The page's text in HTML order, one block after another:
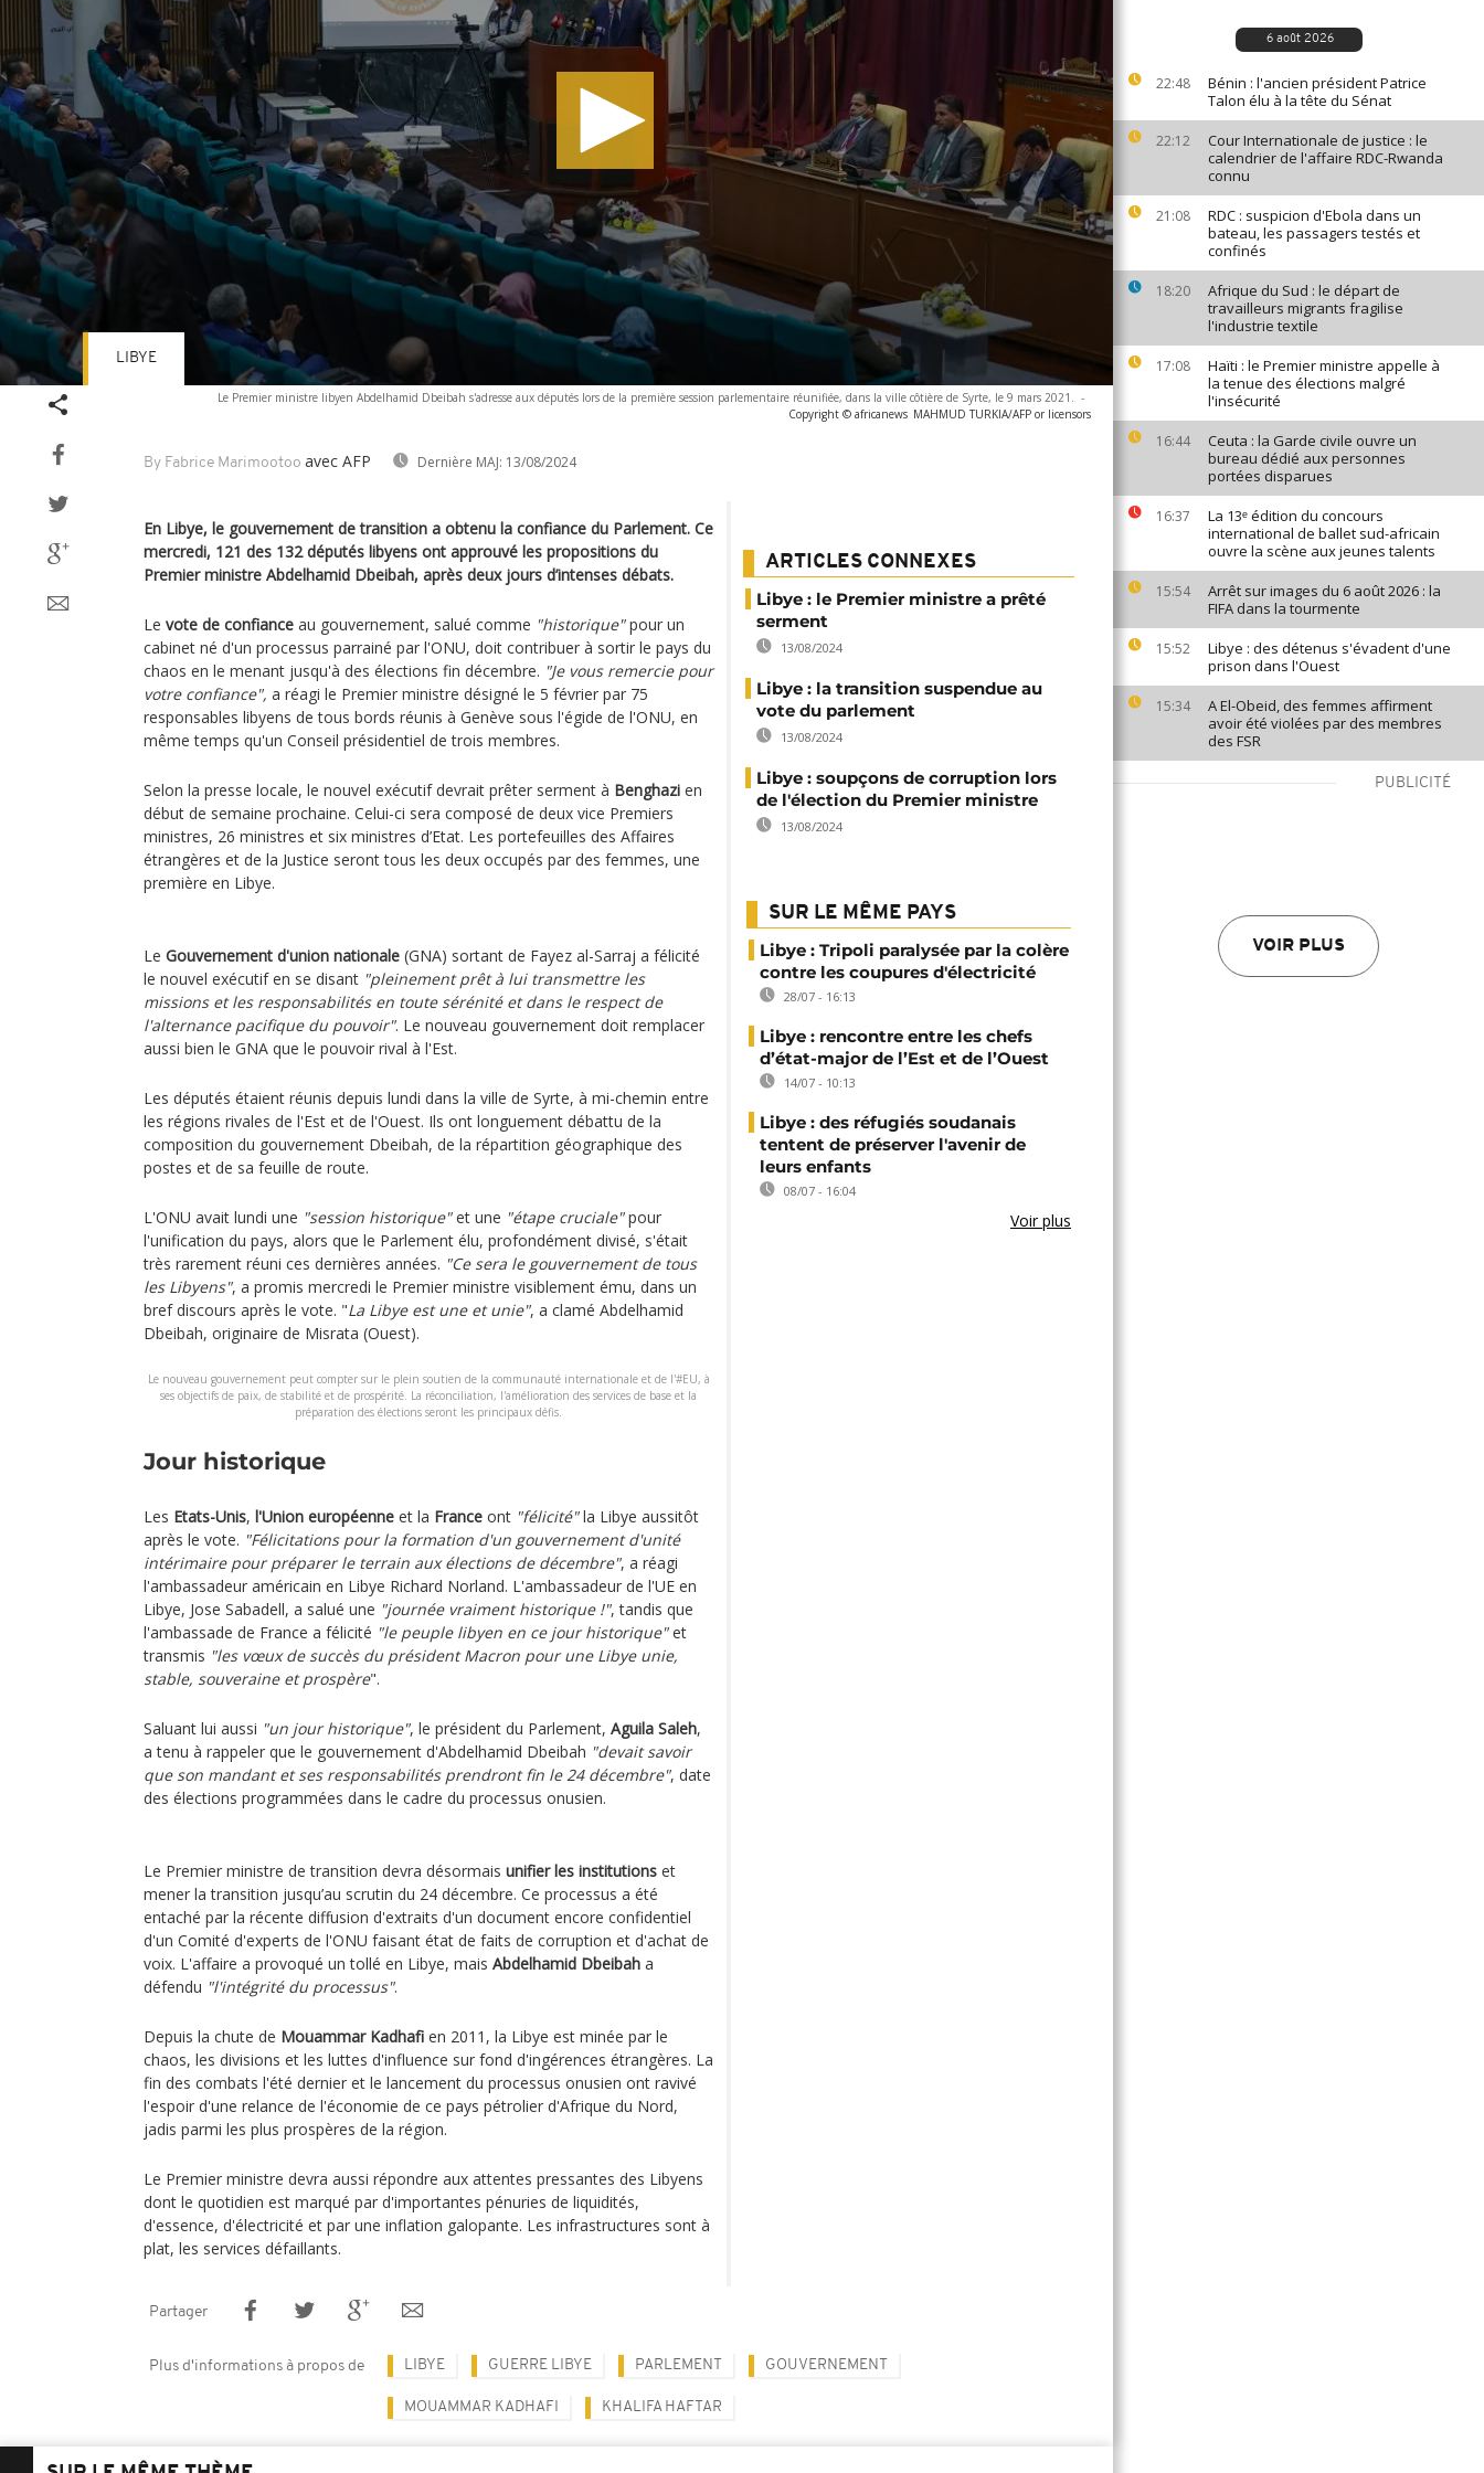
6 août 2026
22:48
Bénin : l'ancien président Patrice
Talon élu à la tête du Sénat
22:12
Cour Internationale de justice : le
calendrier de l'affaire RDC-Rwanda
connu
21:08
RDC : suspicion d'Ebola dans un
bateau, les passagers testés et
confinés
18:20
Afrique du Sud : le départ de
travailleurs migrants fragilise
l'industrie textile
17:08
Haïti : le Premier ministre appelle à
la tenue des élections malgré
l'insécurité
16:44
Ceuta : la Garde civile ouvre un
bureau dédié aux personnes
portées disparues
16:37
La 13ᵉ édition du concours
international de ballet sud-africain
ouvre la scène aux jeunes talents
15:54
Arrêt sur images du 6 août 2026 : la
FIFA dans la tourmente
15:52
Libye : des détenus s'évadent d'une
prison dans l'Ouest
15:34
A El-Obeid, des femmes affirment
avoir été violées par des membres
des FSR
PUBLICITÉ
VOIR PLUS
Le Premier ministre libyen Abdelhamid Dbeibah s'adresse aux députés lors de la première session parlementaire réunifiée, dans la ville côtière de Syrte, le 9 mars 2021. -
Copyright © africanews MAHMUD TURKIA/AFP or licensors
By Fabrice Marimootoo avec AFP Dernière MAJ: 13/08/2024
LIBYE
En Libye, le gouvernement de transition a obtenu la confiance du Parlement. Ce
mercredi, 121 des 132 députés libyens ont approuvé les propositions du
Premier ministre Abdelhamid Dbeibah, après deux jours d’intenses débats.
Le vote de confiance au gouvernement, salué comme "historique"pour un
cabinet né d'un processus parrainé par l'ONU, doit contribuer à sortir le pays du
chaos en le menant jusqu'à des élections fin décembre. "Je vous remercie pour
votre confiance", a réagi le Premier ministre désigné le 5 février par 75
responsables libyens de tous bords réunis à Genève sous l'égide de l'ONU, en
même temps qu'un Conseil présidentiel de trois membres.
Selon la presse locale, le nouvel exécutif devrait prêter serment à Benghazi en
début de semaine prochaine. Celui-ci sera composé de deux vice Premiers
ministres, 26 ministres et six ministres d’Etat. Les portefeuilles des Affaires
étrangères et de la Justice seront tous les deux occupés par des femmes, une
première en Libye.
Le Gouvernement d'union nationale (GNA) sortant de Fayez al-Sarraj a félicité
le nouvel exécutif en se disant "pleinement prêt à lui transmettre les
missions et les responsabilités en toute sérénité et dans le respect de
l'alternance pacifique du pouvoir". Le nouveau gouvernement doit remplacer
aussi bien le GNA que le pouvoir rival à l'Est.
Les députés étaient réunis depuis lundi dans la ville de Syrte, à mi-chemin entre
les régions rivales de l'Est et de l'Ouest. Ils ont longuement débattu de la
composition du gouvernement Dbeibah, de la répartition géographique des
postes et de sa feuille de route.
L'ONU avait lundi une "session historique"et une "étape cruciale"pour
l'unification du pays, alors que le Parlement élu, profondément divisé, s'était
très rarement réuni ces dernières années. "Ce sera le gouvernement de tous
les Libyens", a promis mercredi le Premier ministre visiblement ému, dans un
bref discours après le vote. "La Libye est une et unie", a clamé Abdelhamid
Dbeibah, originaire de Misrata (Ouest).
Le nouveau gouvernement peut compter sur le plein soutien de la communauté internationale et de l'#EU, à
ses objectifs de paix, de stabilité et de prospérité. La réconciliation, l'amélioration des services de base et la
préparation des élections seront les principaux défis.
Jour historique
Les Etats-Unis, l'Union européenne et la France ont "félicité"la Libye aussitôt
après le vote. "Félicitations pour la formation d'un gouvernement d'unité
intérimaire pour préparer le terrain aux élections de décembre", a réagi
l'ambassadeur américain en Libye Richard Norland. L'ambassadeur de l'UE en
Libye, Jose Sabadell, a salué une "journée vraiment historique !", tandis que
l'ambassade de France a félicité "le peuple libyen en ce jour historique"et
transmis "les vœux de succès du président Macron pour une Libye unie,
stable, souveraine et prospère".
Saluant lui aussi "un jour historique", le président du Parlement, Aguila Saleh,
a tenu à rappeler que le gouvernement d'Abdelhamid Dbeibah "devait savoir
que son mandant et ses responsabilités prendront fin le 24 décembre", date
des élections programmées dans le cadre du processus onusien.
Le Premier ministre de transition devra désormais unifier les institutions et
mener la transition jusqu’au scrutin du 24 décembre. Ce processus a été
entaché par la récente diffusion d'extraits d'un document encore confidentiel
d'un Comité d'experts de l'ONU faisant état de faits de corruption et d'achat de
voix. L'affaire a provoqué un tollé en Libye, mais Abdelhamid Dbeibah a
défendu "l'intégrité du processus".
Depuis la chute de Mouammar Kadhafi en 2011, la Libye est minée par le
chaos, les divisions et les luttes d'influence sur fond d'ingérences étrangères. La
fin des combats l'été dernier et le lancement du processus onusien ont ravivé
l'espoir d'une relance de l'économie de ce pays pétrolier d'Afrique du Nord,
jadis parmi les plus prospères de la région.
Le Premier ministre devra aussi répondre aux attentes pressantes des Libyens
dont le quotidien est marqué par d'importantes pénuries de liquidités,
d'essence, d'électricité et par une inflation galopante. Les infrastructures sont à
plat, les services défaillants.
ARTICLES CONNEXES
Libye : le Premier ministre a prêté
serment
13/08/2024
Libye : la transition suspendue au
vote du parlement
13/08/2024
Libye : soupçons de corruption lors
de l'élection du Premier ministre
13/08/2024
SUR LE MÊME PAYS
Libye : Tripoli paralysée par la colère
contre les coupures d'électricité
28/07 - 16:13
Libye : rencontre entre les chefs
d’état-major de l’Est et de l’Ouest
14/07 - 10:13
Libye : des réfugiés soudanais
tentent de préserver l'avenir de
leurs enfants
08/07 - 16:04
Voir plus
Partager
Plus d'informations à propos de LIBYE GUERRE LIBYE PARLEMENT GOUVERNEMENT
MOUAMMAR KADHAFI KHALIFA HAFTAR